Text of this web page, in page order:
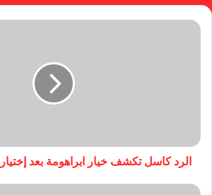
الرد كاسل تكشف خيار ابراهومة بعد